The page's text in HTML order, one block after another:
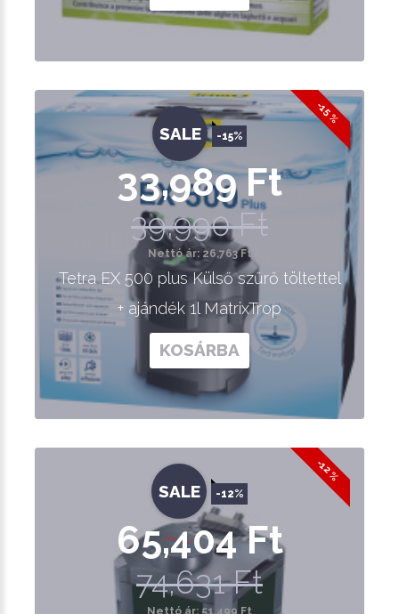
-15 %
SALE -15%
33,989 Ft
39,990 Ft
Nettó ár: 26,763 Ft
Tetra EX 500 plus Külső szűrő töltettel
+ ajándék 1l MatrixTrop
KOSÁRBA
-12 %
SALE -12%
65,404 Ft
74,631 Ft